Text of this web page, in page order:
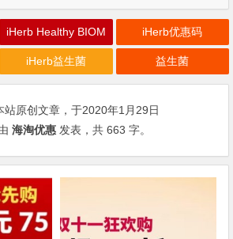
iHerb Healthy BIOM iHerb优惠码
iHerb益生菌 益生菌
站原创文章，于2020年1月29日
海淘优惠 发表，共 663 字。